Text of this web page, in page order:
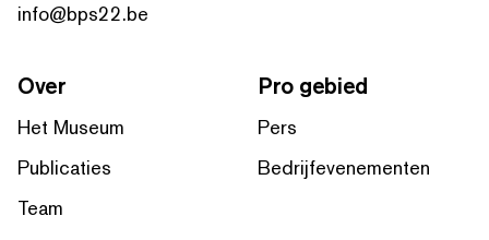
info@bps22.be
Over
Het Museum
Publicaties
Team
Pro gebied
Pers
Bedrijfevenementen